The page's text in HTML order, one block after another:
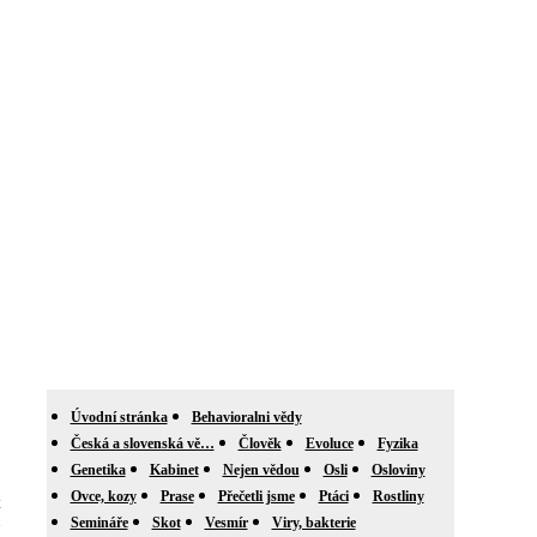
Úvodní stránka
Behavioralni vědy
Česká a slovenská vě…
Člověk Evoluce
Fyzika
Genetika
Kabinet Nejen vědou Osli
Osloviny
Ovce, kozy
Prase Přečetli jsme Ptáci
Rostliny
Semináře
Skot Vesmír
Viry, bakterie